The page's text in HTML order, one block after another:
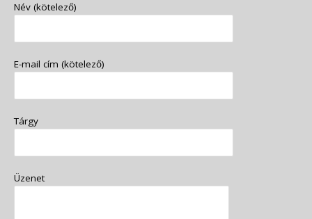
Név (kötelező)
E-mail cím (kötelező)
Tárgy
Üzenet